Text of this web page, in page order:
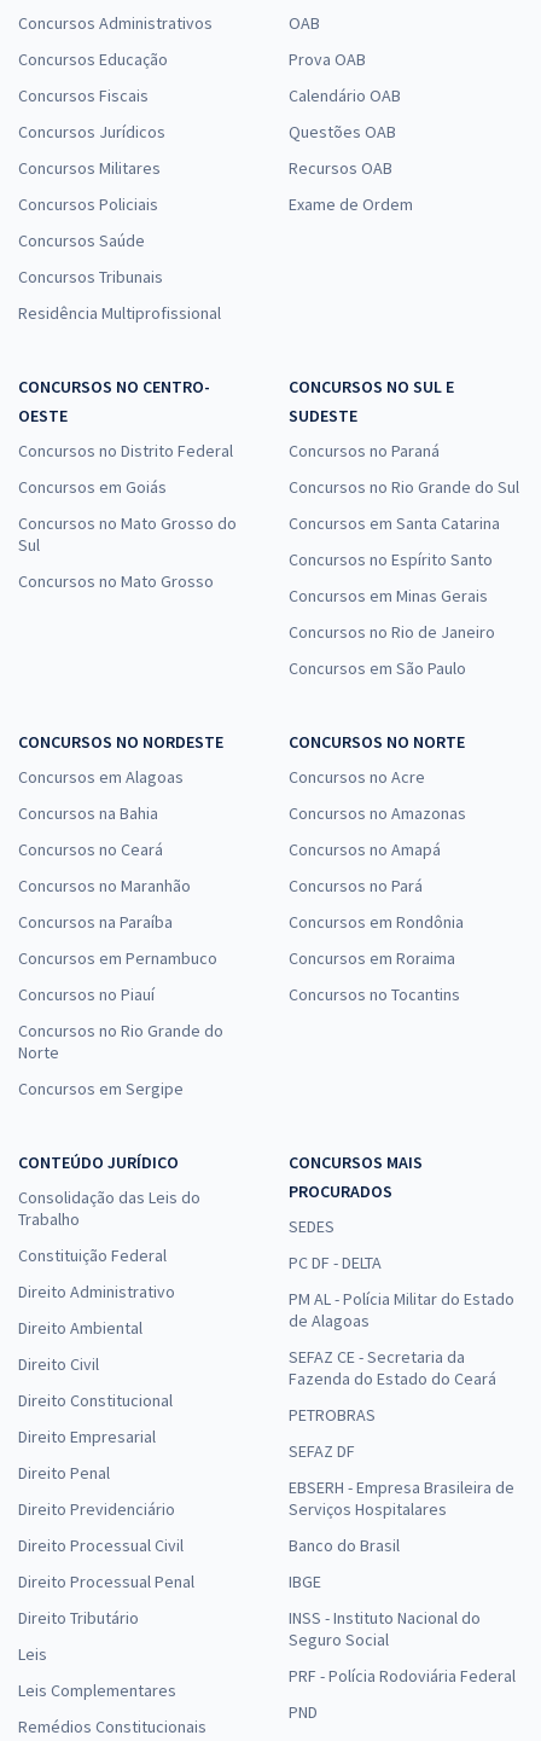
Concursos Administrativos
Concursos Educação
Concursos Fiscais
Concursos Jurídicos
Concursos Militares
Concursos Policiais
Concursos Saúde
Concursos Tribunais
Residência Multiprofissional
OAB
Prova OAB
Calendário OAB
Questões OAB
Recursos OAB
Exame de Ordem
CONCURSOS NO CENTRO-
OESTE
Concursos no Distrito Federal
Concursos em Goiás
Concursos no Mato Grosso do
Sul
Concursos no Mato Grosso
CONCURSOS NO SUL E
SUDESTE
Concursos no Paraná
Concursos no Rio Grande do Sul
Concursos em Santa Catarina
Concursos no Espírito Santo
Concursos em Minas Gerais
Concursos no Rio de Janeiro
Concursos em São Paulo
CONCURSOS NO NORDESTE
Concursos em Alagoas
Concursos na Bahia
Concursos no Ceará
Concursos no Maranhão
Concursos na Paraíba
Concursos em Pernambuco
Concursos no Piauí
Concursos no Rio Grande do
Norte
Concursos em Sergipe
CONCURSOS NO NORTE
Concursos no Acre
Concursos no Amazonas
Concursos no Amapá
Concursos no Pará
Concursos em Rondônia
Concursos em Roraima
Concursos no Tocantins
CONTEÚDO JURÍDICO
Consolidação das Leis do
Trabalho
Constituição Federal
Direito Administrativo
Direito Ambiental
Direito Civil
Direito Constitucional
Direito Empresarial
Direito Penal
Direito Previdenciário
Direito Processual Civil
Direito Processual Penal
Direito Tributário
Leis
Leis Complementares
Remédios Constitucionais
CONCURSOS MAIS
PROCURADOS
SEDES
PC DF - DELTA
PM AL - Polícia Militar do Estado
de Alagoas
SEFAZ CE - Secretaria da
Fazenda do Estado do Ceará
PETROBRAS
SEFAZ DF
EBSERH - Empresa Brasileira de
Serviços Hospitalares
Banco do Brasil
IBGE
INSS - Instituto Nacional do
Seguro Social
PRF - Polícia Rodoviária Federal
PND